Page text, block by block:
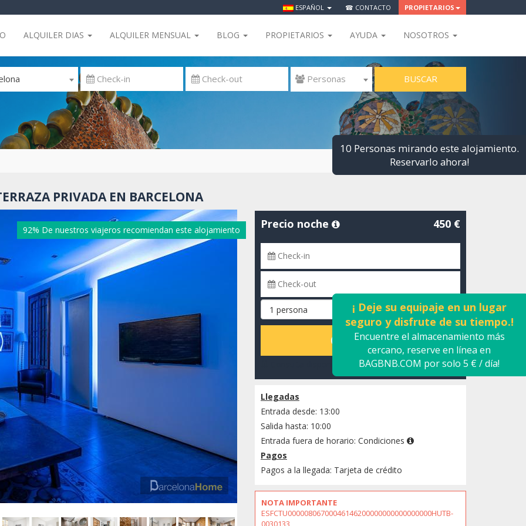
ESPAÑOL ☎ CONTACTO PROPIETARIOS
ALQUILER DIAS ALQUILER MENSUAL BLOG PROPIETARIOS AYUDA NOSOTROS
 Personas BUSCAR
Precio noche 450 €
CALCULAR
Llegadas
Entrada desde: 13:00
Salida hasta: 10:00
Entrada fuera de horario: Condiciones
Pagos
Pagos a la llegada: Tarjeta de crédito
NOTA IMPORTANTE
ESFCTU00000806700046146200000000000000000HUTB-
0030133
PRIVADA EN BARCELONA
92% De nuestros viajeros recomiendan este alojamiento
10 Personas
¡ Deje su equipaje en un lugar
seguro y disfrute de su tiempo.!
Encuentre el almacenamiento más
cercano, reserve en línea en
BAGBNB.COM por solo 5 € / día!